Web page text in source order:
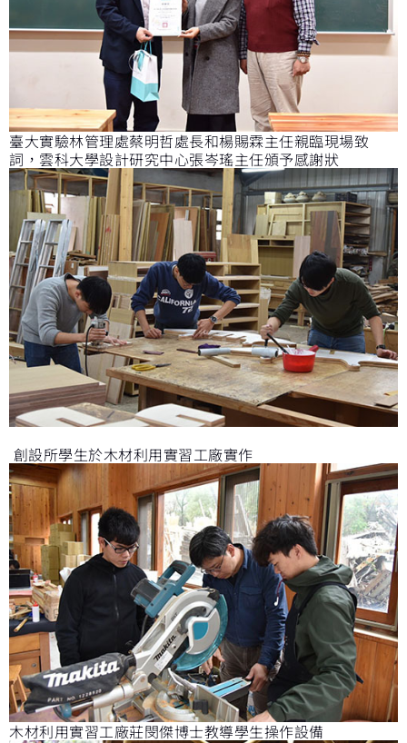
臺大實驗林管理處蔡明哲處長和楊賜霖主任親臨現場致
詞，雲科大學設計研究中心張岑瑤主任頒予感謝狀
創設所學生於木材利用實習工廠實作
木材利用實習工廠莊閔傑博士教導學生操作設備